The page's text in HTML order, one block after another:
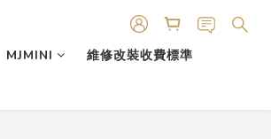
MJMINI
維修改裝收費標準